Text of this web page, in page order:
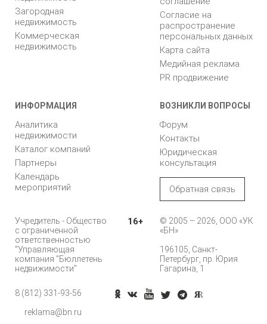
Загородная
недвижимость
Коммерческая
недвижимость
Согласие на
распространение
персональных данных
Карта сайта
Медийная реклама
PR продвижение
ИНФОРМАЦИЯ
Аналитика
недвижимости
Каталог компаний
Партнеры
Календарь
мероприятий
ВОЗНИКЛИ ВОПРОСЫ
Форум
Контакты
Юридическая
консультация
Обратная связь
Учредитель - Общество
с ограниченной
ответственностью
"Управляющая
компания "Бюллетень
недвижимости"
16+
© 2005 – 2026, ООО «УК
«БН»
196105, Санкт-
Петербург, пр. Юрия
Гагарина, 1
8 (812) 331-93-56
reklama@bn.ru